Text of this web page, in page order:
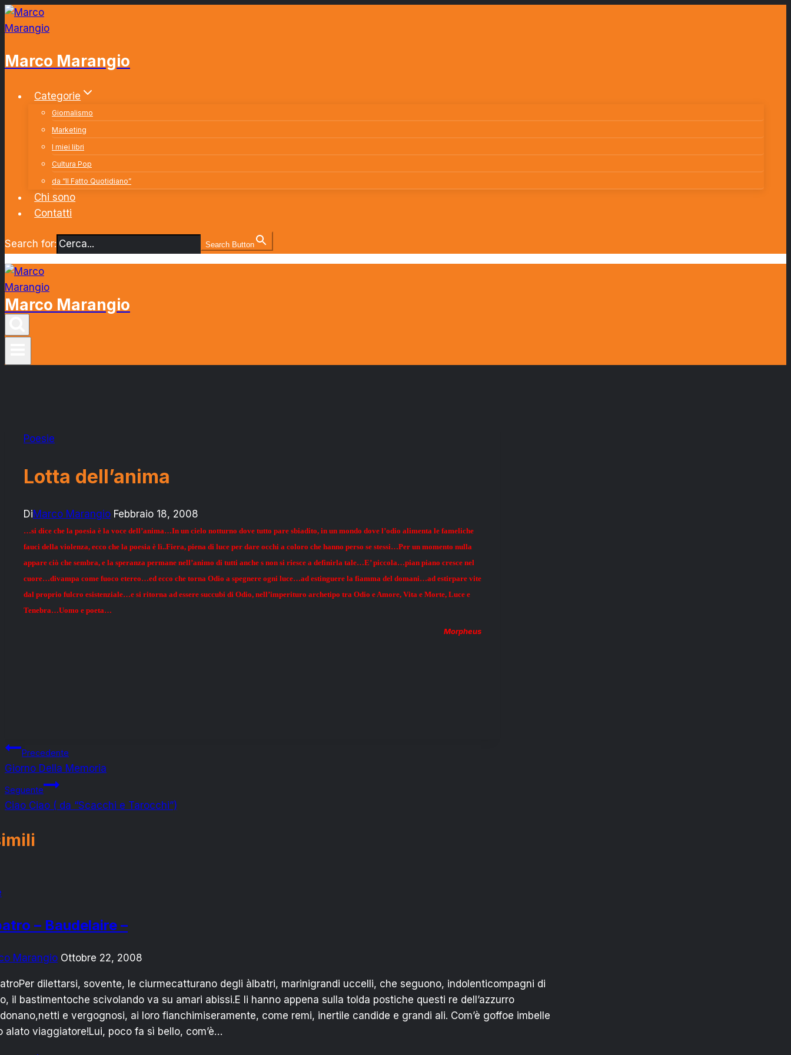
Salta
al
Marco Marangio
Categorie
Giornalismo
Marketing
I miei libri
Cultura Pop
da “Il Fatto Quotidiano”
Chi sono
Contatti
Search for: Search Button
Marco Marangio
Poesie
Lotta dell’anima
DiMarco Marangio Febbraio 18, 2008
…si dice che la poesia è la voce dell’anima…In un cielo notturno dove tutto pare sbiadito, in un mondo dove l’odio alimenta le fameliche
fauci della violenza, ecco che la poesia è lì..Fiera, piena di luce per dare occhi a coloro che hanno perso se stessi…Per un momento nulla
appare ciò che sembra, e la speranza permane nell’animo di tutti anche s non si riesce a definirla tale…E’ piccola…pian piano cresce nel
cuore…divampa come fuoco etereo…ed ecco che torna Odio a spegnere ogni luce…ad estinguere la fiamma del domani…ad estirpare vite
dal proprio fulcro esistenziale…e si ritorna ad essere succubi di Odio, nell’imperituro archetipo tra Odio e Amore, Vita e Morte, Luce e
Tenebra…Uomo e poeta…
Morpheus
Navigazione
articoli
Precedente
Giorno Della Memoria
Seguente
Ciao Ciao ( da “Scacchi e Tarocchi”)
– Baudelaire –
Marangio Ottobre 22, 2008
dilettarsi, sovente, le ciurmecatturano degli àlbatri, marinigrandi uccelli, che seguono, indolenticompagni di
il bastimentoche scivolando va su amari abissi.E li hanno appena sulla tolda postiche questi re dell’azzurro
e vergognosi, ai loro fianchimiseramente, come remi, inertile candide e grandi ali. Com’è goffoe imbelle
alato viaggiatore!Lui, poco fa sì bello, com’è…